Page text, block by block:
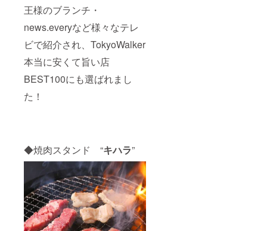
王様のブランチ・
news.everyなど様々なテレ
ビで紹介され、TokyoWalker
本当に安くて旨い店
BEST100にも選ばれまし
た！
◆焼肉スタンド “キハラ”